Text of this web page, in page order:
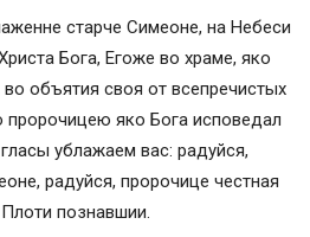
9 сентября / 22
22 декабря
и Анне, глас 1-й
и Анне, глас 2-й
Иоакиму и Анне
Иоакиму и Анне
старче Симеоне, на Небеси
Бога, Егоже во храме, яко
объятия своя от всепречистых
пророчицею яко Бога исповедал
ублажаем вас: радуйся,
радуйся, пророчице честная
познавшии.